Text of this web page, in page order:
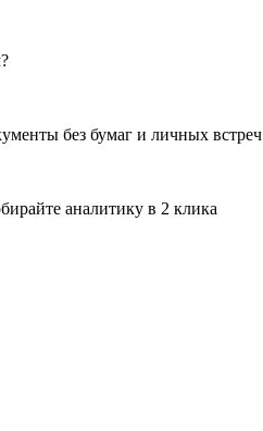
без бумаг и личных встреч
аналитику в 2 клика